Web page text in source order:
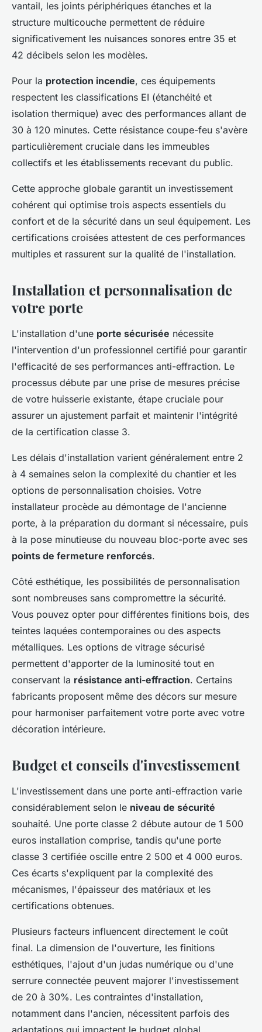
vantail, les joints périphériques étanches et la
structure multicouche permettent de réduire
significativement les nuisances sonores entre 35 et
42 décibels selon les modèles.
Pour la protection incendie, ces équipements
respectent les classifications EI (étanchéité et
isolation thermique) avec des performances allant de
30 à 120 minutes. Cette résistance coupe-feu s'avère
particulièrement cruciale dans les immeubles
collectifs et les établissements recevant du public.
Cette approche globale garantit un investissement
cohérent qui optimise trois aspects essentiels du
confort et de la sécurité dans un seul équipement. Les
certifications croisées attestent de ces performances
multiples et rassurent sur la qualité de l'installation.
Installation et personnalisation de
votre porte
L'installation d'une porte sécurisée nécessite
l'intervention d'un professionnel certifié pour garantir
l'efficacité de ses performances anti-effraction. Le
processus débute par une prise de mesures précise
de votre huisserie existante, étape cruciale pour
assurer un ajustement parfait et maintenir l'intégrité
de la certification classe 3.
Les délais d'installation varient généralement entre 2
à 4 semaines selon la complexité du chantier et les
options de personnalisation choisies. Votre
installateur procède au démontage de l'ancienne
porte, à la préparation du dormant si nécessaire, puis
à la pose minutieuse du nouveau bloc-porte avec ses
points de fermeture renforcés.
Côté esthétique, les possibilités de personnalisation
sont nombreuses sans compromettre la sécurité.
Vous pouvez opter pour différentes finitions bois, des
teintes laquées contemporaines ou des aspects
métalliques. Les options de vitrage sécurisé
permettent d'apporter de la luminosité tout en
conservant la résistance anti-effraction. Certains
fabricants proposent même des décors sur mesure
pour harmoniser parfaitement votre porte avec votre
décoration intérieure.
Budget et conseils d'investissement
L'investissement dans une porte anti-effraction varie
considérablement selon le niveau de sécurité
souhaité. Une porte classe 2 débute autour de 1 500
euros installation comprise, tandis qu'une porte
classe 3 certifiée oscille entre 2 500 et 4 000 euros.
Ces écarts s'expliquent par la complexité des
mécanismes, l'épaisseur des matériaux et les
certifications obtenues.
Plusieurs facteurs influencent directement le coût
final. La dimension de l'ouverture, les finitions
esthétiques, l'ajout d'un judas numérique ou d'une
serrure connectée peuvent majorer l'investissement
de 20 à 30%. Les contraintes d'installation,
notamment dans l'ancien, nécessitent parfois des
adaptations qui impactent le budget global.